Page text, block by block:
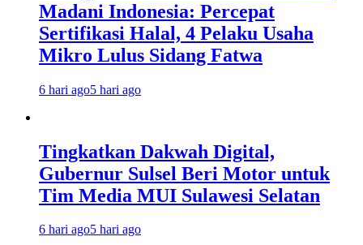
Madani Indonesia: Percepat
Sertifikasi Halal, 4 Pelaku Usaha
Mikro Lulus Sidang Fatwa
6 hari ago5 hari ago
Tingkatkan Dakwah Digital,
Gubernur Sulsel Beri Motor untuk
Tim Media MUI Sulawesi Selatan
6 hari ago5 hari ago